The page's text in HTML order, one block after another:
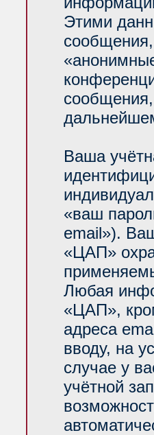
Этими
Ваша
«ваш
email»).
«ЦАП»
Любая
«ЦАП»,
адреса
вводу, на
случае у
учётной